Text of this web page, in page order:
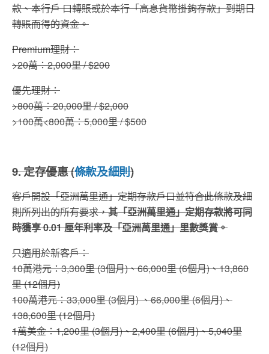
款、本行戶 口轉賬或於本行「高息貨幣掛鉤存款」到期日
轉賬而得的資金。
Premium理財：
>20萬：2,000里 / $200
優先理財：
>800萬：20,000里 / $2,000
>100萬<800萬：5,000里 / $500
9. 定存優惠 (條款及細則)
客戶開設「亞洲萬里通」定期存款戶口並符合此條款及細
則所列出的所有要求，其「亞洲萬里通」定期存款將可同
時獲享 0.01 厘年利率及「亞洲萬里通」里數獎賞。
只適用於新客戶：
10萬港元：3,300里 (3個月)、66,000里 (6個月)、13,860
里 (12個月)
100萬港元：33,000里 (3個月) 、66,000里 (6個月)、
138,600里 (12個月)
1萬美金：1,200里 (3個月)、2,400里 (6個月)、5,040里
(12個月)